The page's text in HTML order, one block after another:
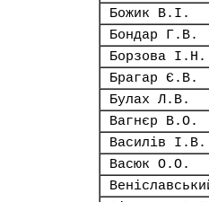
Божик В.І.
Бондар Г.В.
Борзова І.Н.
Брагар Є.В.
Булах Л.В.
Вагнєр В.О.
Василів І.В.
Васюк О.О.